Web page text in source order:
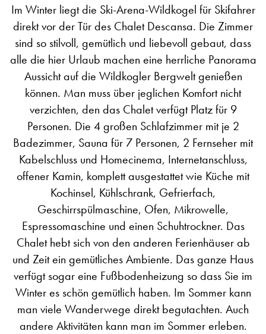
Im Winter liegt die Ski-Arena-Wildkogel für Skifahrer
direkt vor der Tür des Chalet Descansa. Die Zimmer
sind so stilvoll, gemütlich und liebevoll gebaut, dass
alle die hier Urlaub machen eine herrliche Panorama
Aussicht auf die Wildkogler Bergwelt genießen
können. Man muss über jeglichen Komfort nicht
verzichten, den das Chalet verfügt Platz für 9
Personen. Die 4 großen Schlafzimmer mit je 2
Badezimmer, Sauna für 7 Personen, 2 Fernseher mit
Kabelschluss und Homecinema, Internetanschluss,
offener Kamin, komplett ausgestattet wie Küche mit
Kochinsel, Kühlschrank, Gefrierfach,
Geschirrspülmaschine, Ofen, Mikrowelle,
Espressomaschine und einen Schuhtrockner. Das
Chalet hebt sich von den anderen Ferienhäuser ab
und Zeit ein gemütliches Ambiente. Das ganze Haus
verfügt sogar eine Fußbodenheizung so dass Sie im
Winter es schön gemütlich haben. Im Sommer kann
man viele Wanderwege direkt begutachten. Auch
andere Aktivitäten kann man im Sommer erleben.